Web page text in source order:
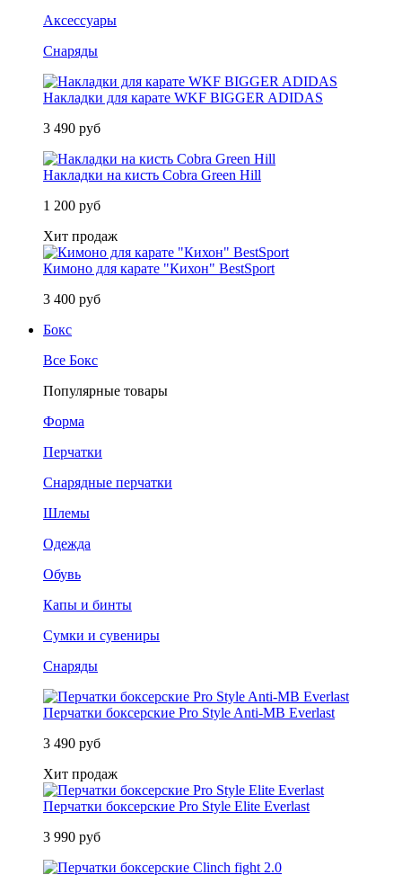
Аксессуары
Снаряды
Накладки для карате WKF BIGGER ADIDAS
3 490 руб
Накладки на кисть Cobra Green Hill
1 200 руб
Хит продаж
Кимоно для карате "Кихон" BestSport
3 400 руб
Бокс
Все Бокс
Популярные товары
Форма
Перчатки
Снарядные перчатки
Шлемы
Одежда
Обувь
Капы и бинты
Сумки и сувениры
Снаряды
Перчатки боксерские Pro Style Anti-MB Everlast
3 490 руб
Хит продаж
Перчатки боксерские Pro Style Elite Everlast
3 990 руб